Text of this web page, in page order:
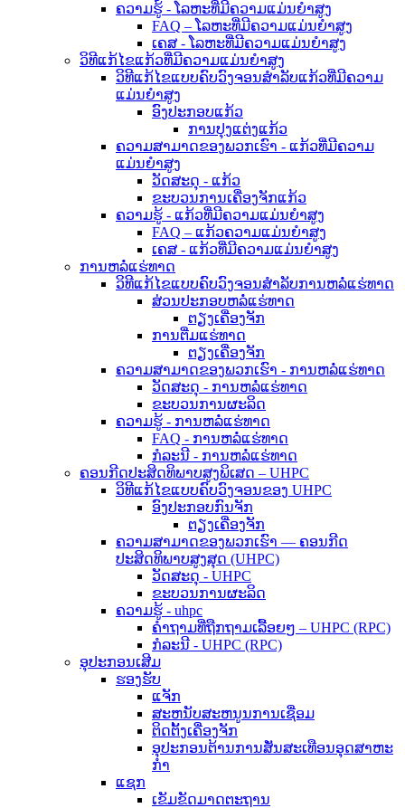
ຄວາມຮູ້ - ໂລຫະທີ່ມີຄວາມແມ່ນຍໍາສູງ
FAQ – ໂລຫະທີ່ມີຄວາມແມ່ນຍໍາສູງ
ເຄສ - ໂລຫະທີ່ມີຄວາມແມ່ນຍໍາສູງ
ວິທີແກ້ໄຂແກ້ວທີ່ມີຄວາມແມ່ນຍໍາສູງ
ວິທີແກ້ໄຂແບບຄົບວົງຈອນສຳລັບແກ້ວທີ່ມີຄວາມ
ແມ່ນຍໍາສູງ
ອົງປະກອບແກ້ວ
ການປຸງແຕ່ງແກ້ວ
ຄວາມສາມາດຂອງພວກເຮົາ - ແກ້ວທີ່ມີຄວາມ
ແມ່ນຍໍາສູງ
ວັດສະດຸ - ແກ້ວ
ຂະບວນການເຄື່ອງຈັກແກ້ວ
ຄວາມຮູ້ - ແກ້ວທີ່ມີຄວາມແມ່ນຍໍາສູງ
FAQ – ແກ້ວຄວາມແມ່ນຍໍາສູງ
ເຄສ - ແກ້ວທີ່ມີຄວາມແມ່ນຍໍາສູງ
ການຫລໍ່ແຮ່ທາດ
ວິທີແກ້ໄຂແບບຄົບວົງຈອນສຳລັບການຫລໍ່ແຮ່ທາດ
ສ່ວນປະກອບຫລໍ່ແຮ່ທາດ
ຕຽງເຄື່ອງຈັກ
ການຕື່ມແຮ່ທາດ
ຕຽງເຄື່ອງຈັກ
ຄວາມສາມາດຂອງພວກເຮົາ - ການຫລໍ່ແຮ່ທາດ
ວັດສະດຸ - ການຫລໍ່ແຮ່ທາດ
ຂະບວນການຜະລິດ
ຄວາມຮູ້ - ການຫລໍ່ແຮ່ທາດ
FAQ - ການຫລໍ່ແຮ່ທາດ
ກໍລະນີ - ການຫລໍ່ແຮ່ທາດ
ຄອນກີດປະສິດທິພາບສູງພິເສດ – UHPC
ວິທີແກ້ໄຂແບບຄົບວົງຈອນຂອງ UHPC
ອົງປະກອບກົນຈັກ
ຕຽງເຄື່ອງຈັກ
ຄວາມສາມາດຂອງພວກເຮົາ — ຄອນກີດ
ປະສິດທິພາບສູງສຸດ (UHPC)
ວັດສະດຸ - UHPC
ຂະບວນການຜະລິດ
ຄວາມຮູ້ - uhpc
ຄຳຖາມທີ່ຖືກຖາມເລື້ອຍໆ – UHPC (RPC)
ກໍລະນີ - UHPC (RPC)
ອຸປະກອນເສີມ
ຮອງຮັບ
ແຈັກ
ສະຫນັບສະຫນູນການເຊື່ອມ
ຕິດຕັ້ງເຄື່ອງຈັກ
ອຸປະກອນຕ້ານການສັ່ນສະເທືອນອຸດສາຫະ
ກໍາ
ແຊກ
ເຂັມຂັດມາດຕະຖານ